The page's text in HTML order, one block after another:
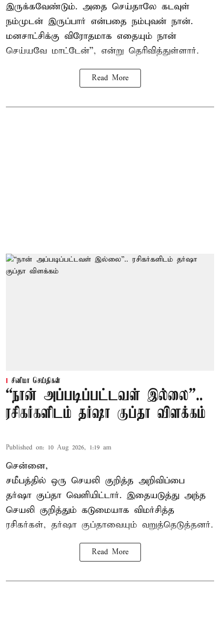
இருக்கவேண்டும். அதை செய்தாலே கடவுள்
நம்முடன் இருப்பார் என்பதை நம்புவன் நான்.
மனசாட்சிக்கு விரோதமாக எதையும் நான்
செய்யவே மாட்டேன்'', என்று தெரிவித்துள்ளார்.
Read More
சினிமா செய்திகள்
“நான் அப்படிப்பட்டவள் இல்லை”..
ரசிகர்களிடம் தர்ஷா குப்தா விளக்கம்
Published on: 10 Aug 2026, 1:19 am
சென்னை,
சமீபத்தில் ஒரு செயலி குறித்த அறிவிப்பை
தர்ஷா குப்தா வெளியிட்டார். இதையடுத்து அந்த
செயலி குறித்தும் கடுமையாக விமர்சித்த
ரசிகர்கள், தர்ஷா குப்தாவையும் வறுத்தெடுத்தனர்.
Read More